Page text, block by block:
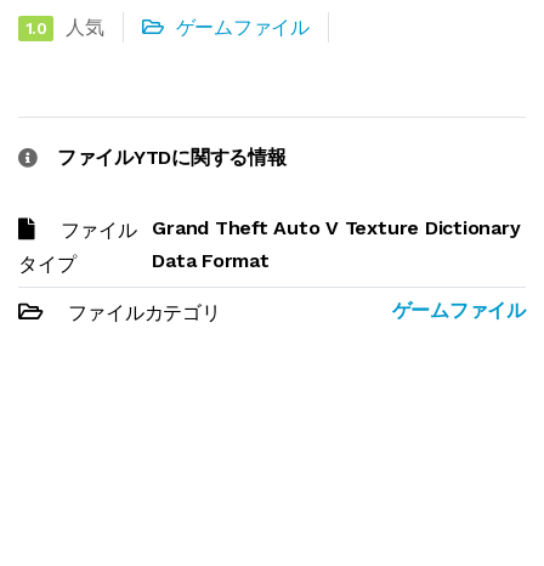
1.0 人気 ゲームファイル
ファイルYTDに関する情報
ファイル
タイプ
Grand Theft Auto V Texture Dictionary
Data Format
ファイルカテゴリ ゲームファイル